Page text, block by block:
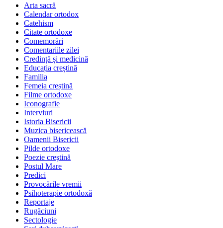
Arta sacră
Calendar ortodox
Catehism
Citate ortodoxe
Comemorări
Comentariile zilei
Credință și medicină
Educația creștină
Familia
Femeia creștină
Filme ortodoxe
Iconografie
Interviuri
Istoria Bisericii
Muzica bisericească
Oamenii Bisericii
Pilde ortodoxe
Poezie creştină
Postul Mare
Predici
Provocările vremii
Psihoterapie ortodoxă
Reportaje
Rugăciuni
Sectologie